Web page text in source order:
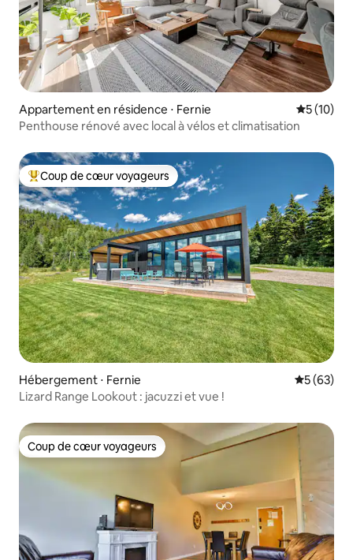
Appartement en résidence ⋅ Fernie
5 (10)
Penthouse rénové avec local à vélos et climatisation
Coups de cœur voyageurs les plus appréciés
Coup de cœur voyageurs
Hébergement ⋅ Fernie
5 (63)
Lizard Range Lookout : jacuzzi et vue !
Coup de cœur voyageurs
Coup de cœur voyageurs